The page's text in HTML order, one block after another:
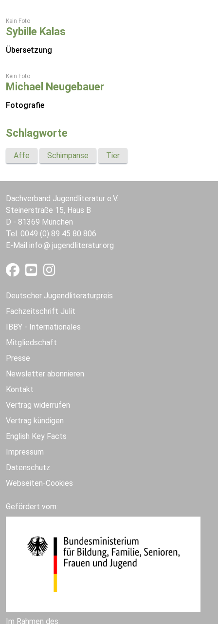
Kein Foto
Sybille Kalas
Übersetzung
Kein Foto
Michael Neugebauer
Fotografie
Schlagworte
Affe Schimpanse Tier
Dachverband Jugendliteratur e.V.
Steinerstraße 15, Haus B
D - 81369 München
Tel. 0049 (0) 89 45 80 806
E-Mail info jugendliteratur.org
Deutscher Jugendliteraturpreis
Fachzeitschrift Julit
IBBY - Internationales
Mitgliedschaft
Presse
Newsletter abonnieren
Kontakt
Vertrag widerrufen
Vertrag kündigen
English Key Facts
Impressum
Datenschutz
Webseiten-Cookies
Gefördert vom:
Im Rahmen des: